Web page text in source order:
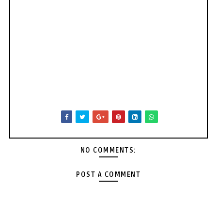
NO COMMENTS:
POST A COMMENT